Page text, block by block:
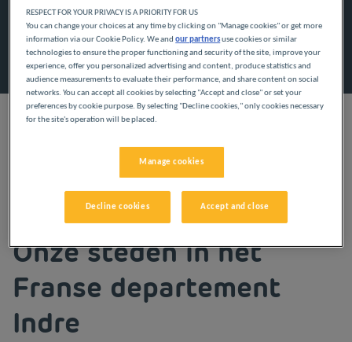
Zoek een hotel
Profiteer van onze budgethotels en ontdek het departement
Indre. Gezinsvakanties en zakenreizen bieden een kans voor
een afwisseling, weg van het dagelijks leven tegen zeer lage
Onze steden in het
Franse departement
Indre
RESPECT FOR YOUR PRIVACY IS A PRIORITY FOR US
You can change your choices at any time by clicking on "Manage cookies" or get more
information via our Cookie Policy. We andour partnersuse cookies or similar
technologies to ensure the proper functioning and security of the site, improve your
experience, offer you personalized advertising and content, produce statistics and
audience measurements to evaluate their performance, and share content on social
networks. You can accept all cookies by selecting "Accept and close" or set your
preferences by cookie purpose. By selecting "Decline cookies," only cookies necessary
for the site's operation will be placed.
Manage cookies
Decline cookies Accept and close